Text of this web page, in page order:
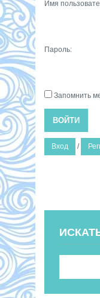
Имя
Пароль:
Запомнить
ВОЙТИ
Вход /